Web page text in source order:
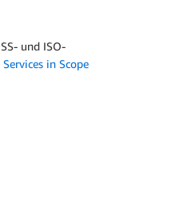
und ISO-
Services in Scope